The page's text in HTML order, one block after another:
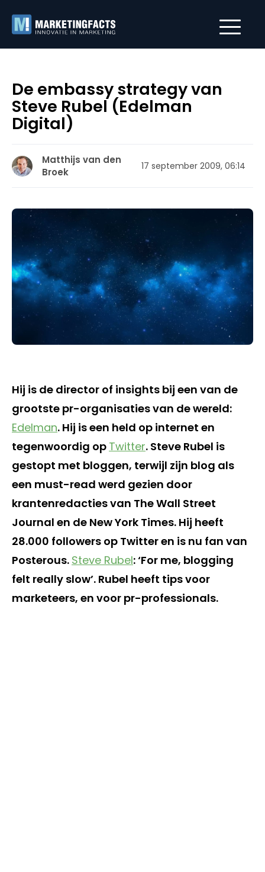
De embassy strategy van
Steve Rubel (Edelman
Digital)
Matthijs van den
Broek
17 september 2009, 06:14
Hij is de director of insights bij een van de
grootste pr-organisaties van de wereld:
Edelman. Hij is een held op internet en
tegenwoordig op Twitter. Steve Rubel is
gestopt met bloggen, terwijl zijn blog als
een must-read werd gezien door
krantenredacties van The Wall Street
Journal en de New York Times. Hij heeft
28.000 followers op Twitter en is nu fan van
Posterous. Steve Rubel: ‘For me, blogging
felt really slow’. Rubel heeft tips voor
marketeers, en voor pr-professionals.